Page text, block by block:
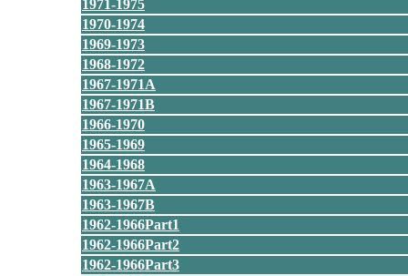
1971-1975
1970-1974
1969-1973
1968-1972
1967-1971A
1967-1971B
1966-1970
1965-1969
1964-1968
1963-1967A
1963-1967B
1962-1966Part1
1962-1966Part2
1962-1966Part3